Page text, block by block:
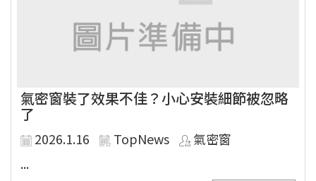
氣密窗裝了效果不佳？小心安裝細節被忽略
了
2026.1.16 TopNews
氣密窗
...